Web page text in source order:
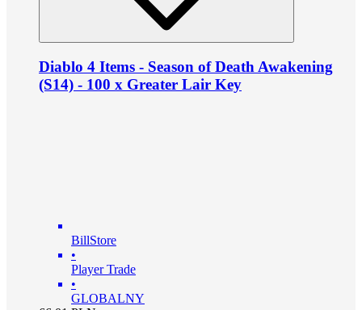
Diablo 4 Items - Season of Death Awakening
(S14) - 100 x Greater Lair Key
BillStore
•
Player Trade
•
GLOBALNY